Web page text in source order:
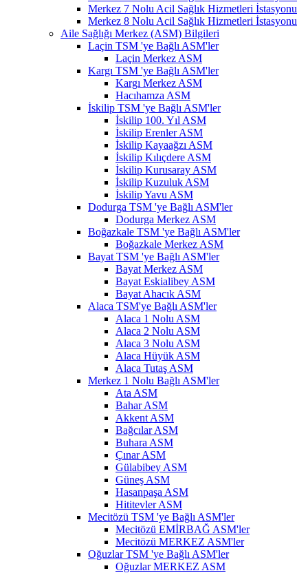
Merkez 7 Nolu Acil Sağlık Hizmetleri İstasyonu
Merkez 8 Nolu Acil Sağlık Hizmetleri İstasyonu
Aile Sağlığı Merkez (ASM) Bilgileri
Laçin TSM 'ye Bağlı ASM'ler
Laçin Merkez ASM
Kargı TSM 'ye Bağlı ASM'ler
Kargı Merkez ASM
Hacıhamza ASM
İskilip TSM 'ye Bağlı ASM'ler
İskilip 100. Yıl ASM
İskilip Erenler ASM
İskilip Kayaağzı ASM
İskilip Kılıçdere ASM
İskilip Kurusaray ASM
İskilip Kuzuluk ASM
İskilip Yavu ASM
Dodurga TSM 'ye Bağlı ASM'ler
Dodurga Merkez ASM
Boğazkale TSM 'ye Bağlı ASM'ler
Boğazkale Merkez ASM
Bayat TSM 'ye Bağlı ASM'ler
Bayat Merkez ASM
Bayat Eskialibey ASM
Bayat Ahacık ASM
Alaca TSM'ye Bağlı ASM'ler
Alaca 1 Nolu ASM
Alaca 2 Nolu ASM
Alaca 3 Nolu ASM
Alaca Hüyük ASM
Alaca Tutaş ASM
Merkez 1 Nolu Bağlı ASM'ler
Ata ASM
Bahar ASM
Akkent ASM
Bağcılar ASM
Buhara ASM
Çınar ASM
Gülabibey ASM
Güneş ASM
Hasanpaşa ASM
Hititevler ASM
Mecitözü TSM 'ye Bağlı ASM'ler
Mecitözü EMİRBAĞ ASM'ler
Mecitözü MERKEZ ASM'ler
Oğuzlar TSM 'ye Bağlı ASM'ler
Oğuzlar MERKEZ ASM